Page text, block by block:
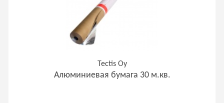
Tectis Oy
Алюминиевая бумага 30 м.кв.